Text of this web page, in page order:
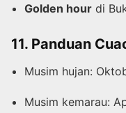
Golden hour di
11. Panduan
Musim hujan:
Musim kemarau: